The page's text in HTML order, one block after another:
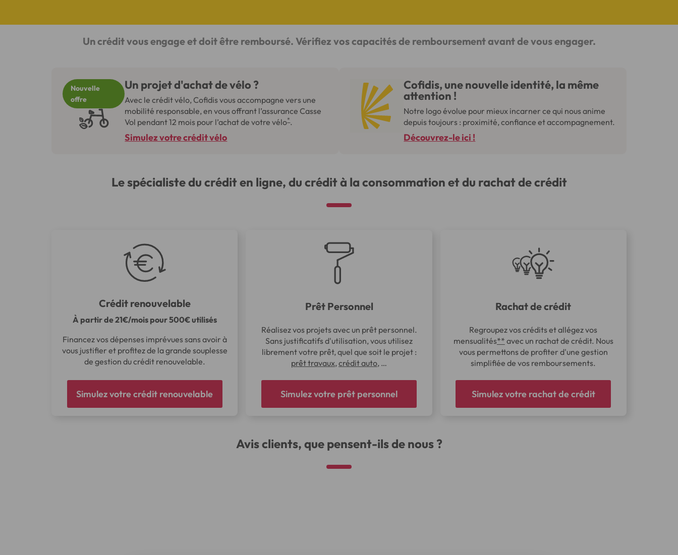
Un crédit vous engage et doit être remboursé. Vérifiez vos capacités de remboursement avant de vous engager.
Nouvelle
offre
Un projet d'achat de vélo ?
Avec le crédit vélo, Cofidis vous accompagne vers une
mobilité responsable, en vous offrant l’assurance Casse
Vol pendant 12 mois pour l’achat de votre vélo*.
Simulez votre crédit vélo
Cofidis, une nouvelle identité, la même
attention !
Notre logo évolue pour mieux incarner ce qui nous anime
depuis toujours : proximité, confiance et accompagnement.
Découvrez-le ici !
Le spécialiste du crédit en ligne, du crédit à la consommation et du rachat de crédit
Crédit renouvelable
À partir de 21€/mois pour 500€ utilisés
Financez vos dépenses imprévues sans avoir à
vous justifier et profitez de la grande souplesse
de gestion du crédit renouvelable.
Simulez votre crédit renouvelable
Prêt Personnel
Réalisez vos projets avec un prêt personnel.
Sans justificatifs d'utilisation, vous utilisez
librement votre prêt, quel que soit le projet :
prêt travaux, crédit auto, …
Simulez votre prêt personnel
Rachat de crédit
Regroupez vos crédits et allégez vos
mensualités** avec un rachat de crédit. Nous
vous permettons de profiter d'une gestion
simplifiée de vos remboursements.
Simulez votre rachat de crédit
Avis clients, que pensent-ils de nous ?